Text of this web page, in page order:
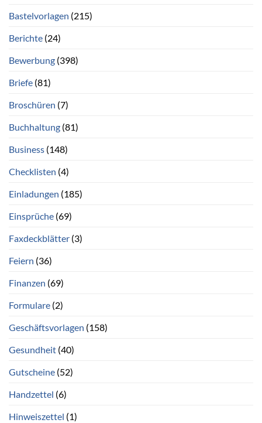
Bastelvorlagen (215)
Berichte (24)
Bewerbung (398)
Briefe (81)
Broschüren (7)
Buchhaltung (81)
Business (148)
Checklisten (4)
Einladungen (185)
Einsprüche (69)
Faxdeckblätter (3)
Feiern (36)
Finanzen (69)
Formulare (2)
Geschäftsvorlagen (158)
Gesundheit (40)
Gutscheine (52)
Handzettel (6)
Hinweiszettel (1)